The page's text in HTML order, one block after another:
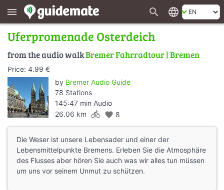
menu search language
Uferpromenade Osterdeich
from the audio walkBremer Fahrradtour | Bremen
Price: 4.99 €
by Bremer Audio Guide
78 Stations
145:47 min Audio
26.06 km directions_bike favorite 8
Die Weser ist unsere Lebensader und einer der
Lebensmittelpunkte Bremens. Erleben Sie die Atmosphäre
des Flusses aber hören Sie auch was wir alles tun müssen
um uns vor seinem Unmut zu schützen.